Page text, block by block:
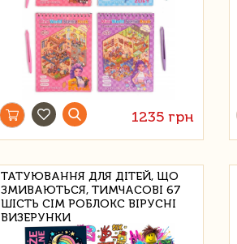
1235 грн
ТАТУЮВАННЯ ДЛЯ ДІТЕЙ, ЩО
ЗМИВАЮТЬСЯ, ТИМЧАСОВІ 67
ШІСТЬ СІМ РОБЛОКС ВІРУСНІ
ВИЗЕРУНКИ